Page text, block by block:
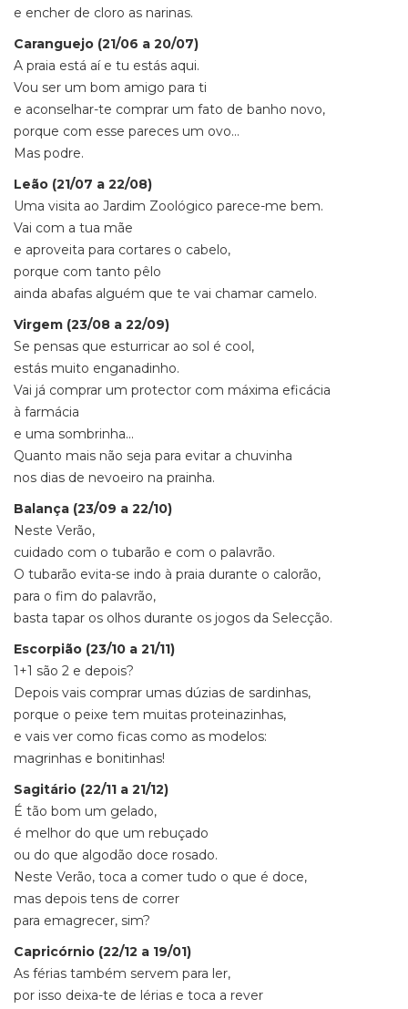
e encher de cloro as narinas.
Caranguejo (21/06 a 20/07)
A praia está aí e tu estás aqui.
Vou ser um bom amigo para ti
e aconselhar-te comprar um fato de banho novo,
porque com esse pareces um ovo…
Mas podre.
Leão (21/07 a 22/08)
Uma visita ao Jardim Zoológico parece-me bem.
Vai com a tua mãe
e aproveita para cortares o cabelo,
porque com tanto pêlo
ainda abafas alguém que te vai chamar camelo.
Virgem (23/08 a 22/09)
Se pensas que esturricar ao sol é cool,
estás muito enganadinho.
Vai já comprar um protector com máxima eficácia
à farmácia
e uma sombrinha…
Quanto mais não seja para evitar a chuvinha
nos dias de nevoeiro na prainha.
Balança (23/09 a 22/10)
Neste Verão,
cuidado com o tubarão e com o palavrão.
O tubarão evita-se indo à praia durante o calorão,
para o fim do palavrão,
basta tapar os olhos durante os jogos da Selecção.
Escorpião (23/10 a 21/11)
1+1 são 2 e depois?
Depois vais comprar umas dúzias de sardinhas,
porque o peixe tem muitas proteinazinhas,
e vais ver como ficas como as modelos:
magrinhas e bonitinhas!
Sagitário (22/11 a 21/12)
É tão bom um gelado,
é melhor do que um rebuçado
ou do que algodão doce rosado.
Neste Verão, toca a comer tudo o que é doce,
mas depois tens de correr
para emagrecer, sim?
Capricórnio (22/12 a 19/01)
As férias também servem para ler,
por isso deixa-te de lérias e toca a rever